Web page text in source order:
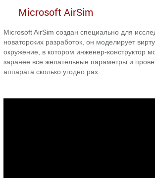
Microsoft AirSim
Microsoft AirSim создан специально для
новаторских разработок, он моделирует
окружение, в котором инженер-конструктор
заранее все желательные параметры и
аппарата сколько угодно раз.